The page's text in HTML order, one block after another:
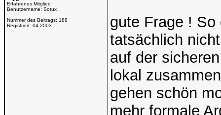
Erfahrenes Mitglied
Benutzername: Sotux
Nummer des Beitrags: 188
Registriert: 04-2003
gute Frage !
tatsächlich
auf der
lokal
gehen schön
mehr formale